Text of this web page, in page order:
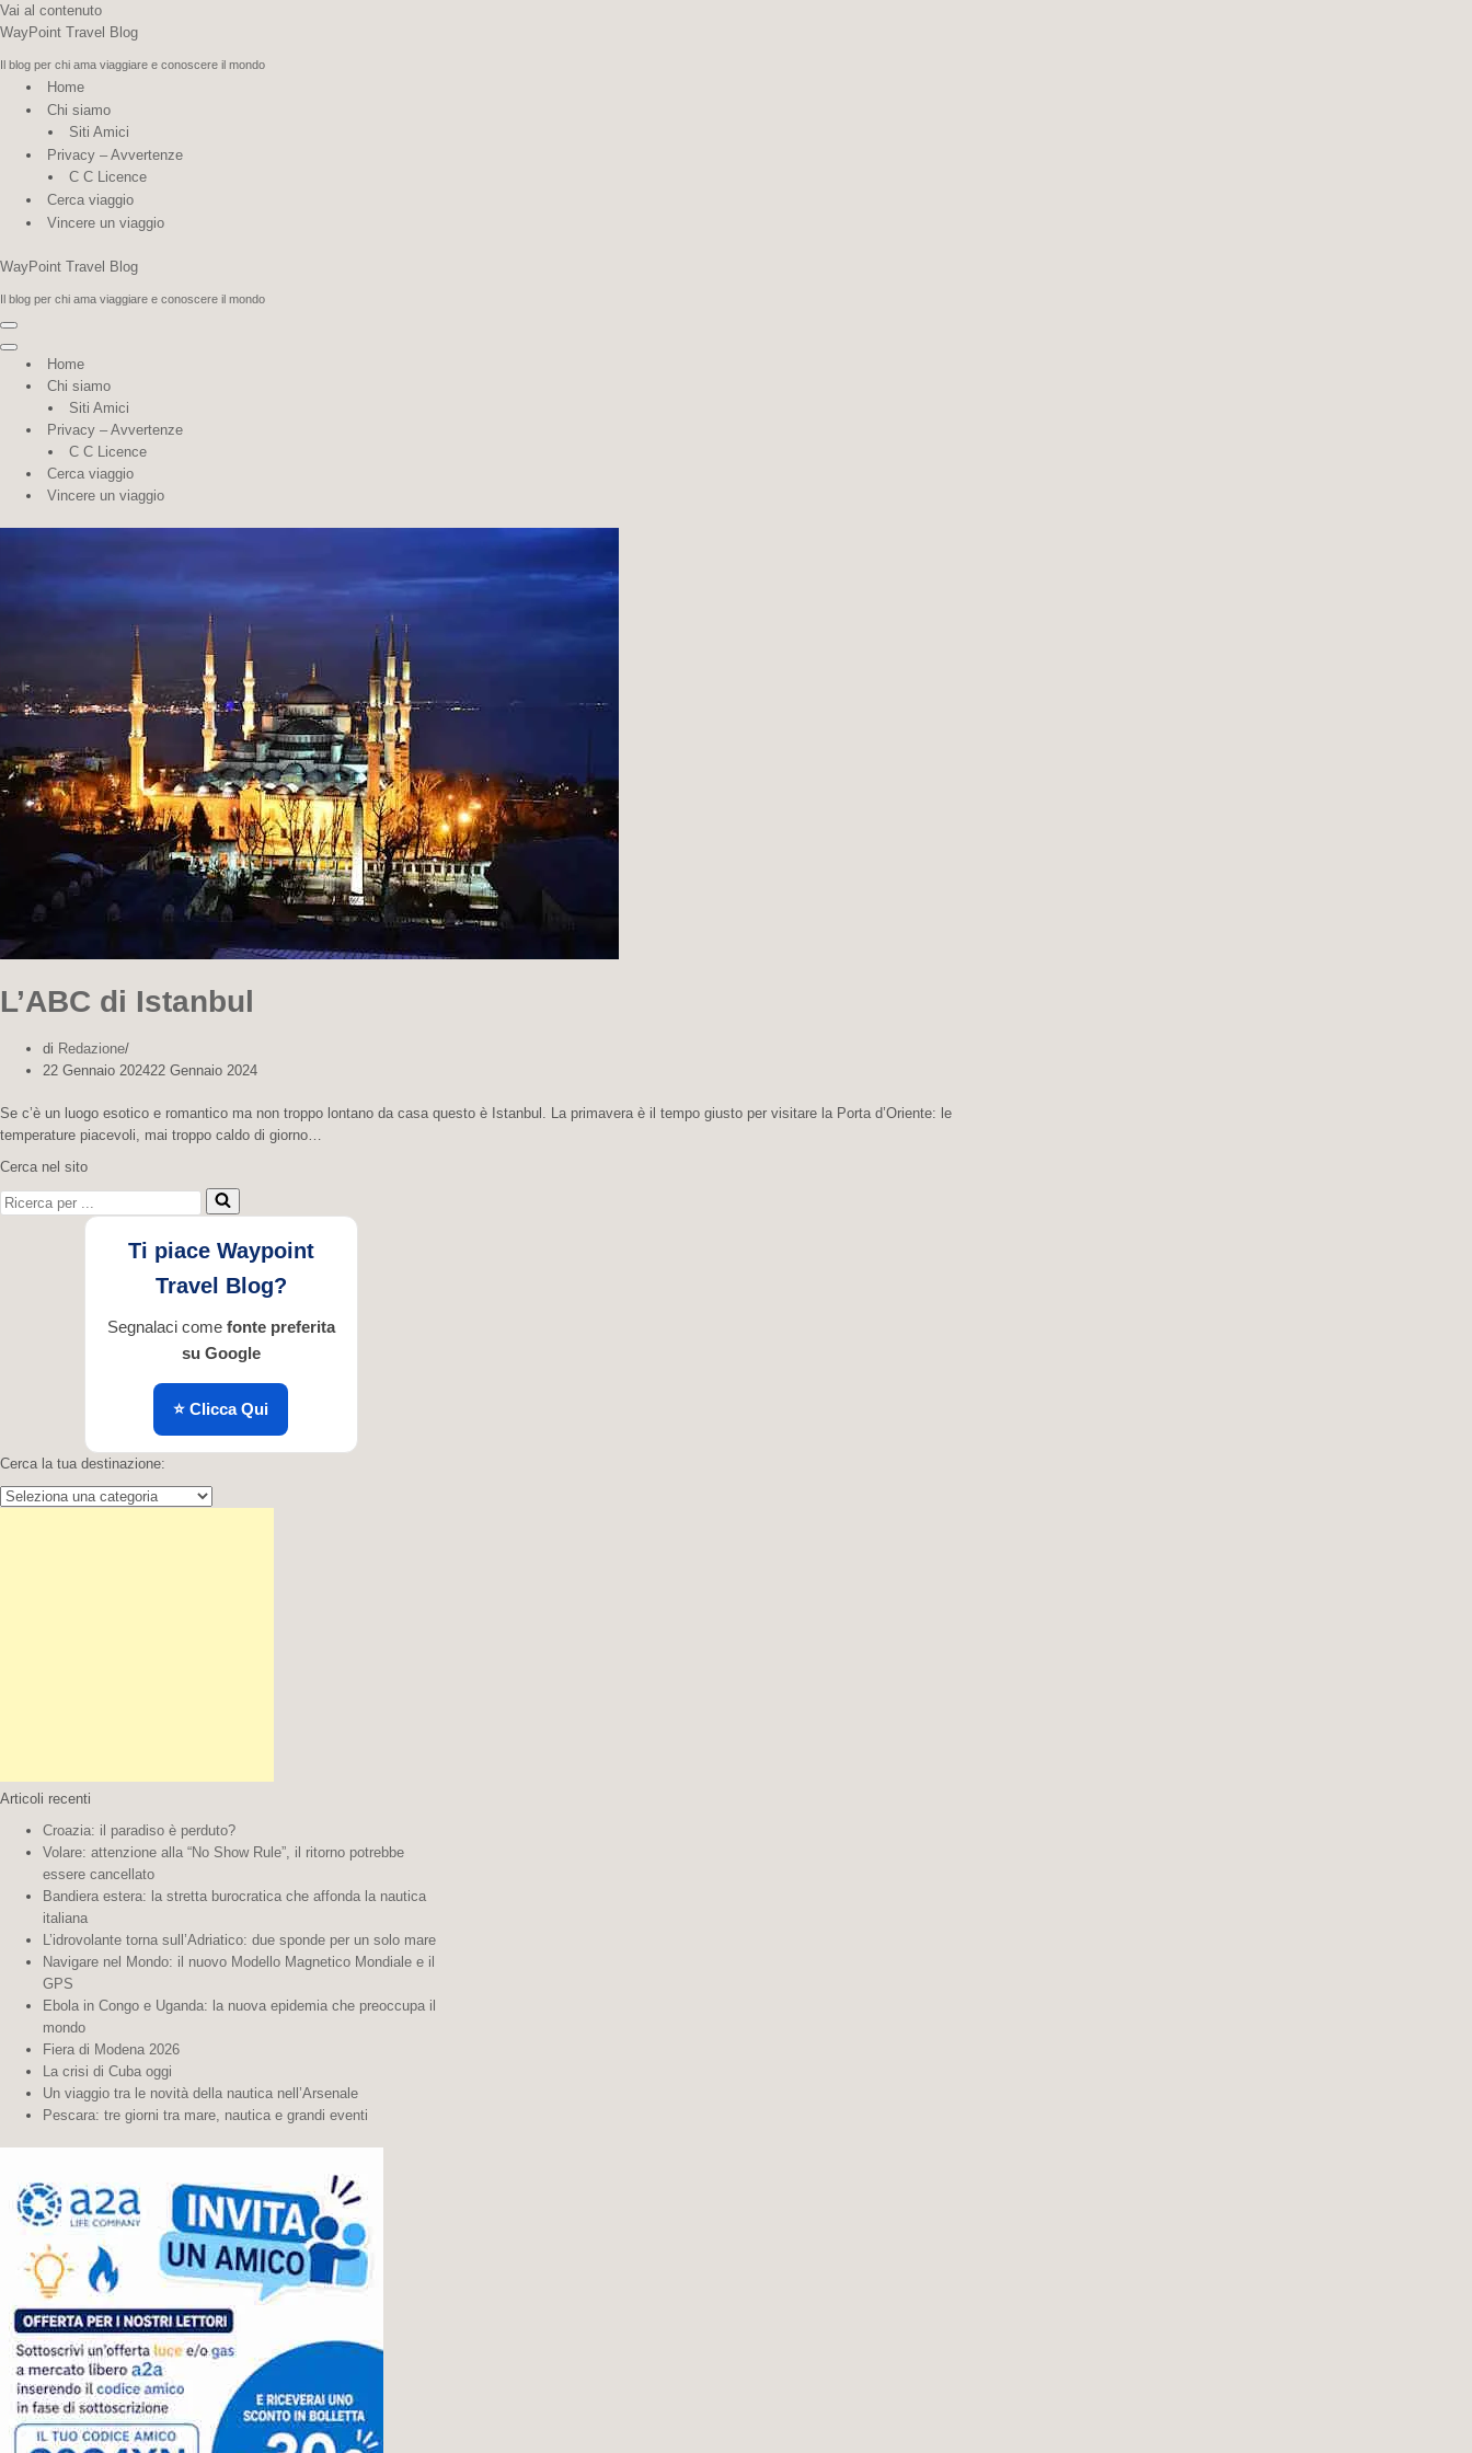
Vai al contenuto
WayPoint Travel Blog
Il blog per chi ama viaggiare e conoscere il mondo
Home
Chi siamo
Siti Amici
Privacy – Avvertenze
C C Licence
Cerca viaggio
Vincere un viaggio
WayPoint Travel Blog
Il blog per chi ama viaggiare e conoscere il mondo
Menu di navigazione
Menu di navigazione
Home
Chi siamo
Siti Amici
Privacy – Avvertenze
C C Licence
Cerca viaggio
Vincere un viaggio
L’ABC di Istanbul
di Redazione
22 Gennaio 202422 Gennaio 2024
Se c’è un luogo esotico e romantico ma non troppo lontano da casa questo è Istanbul. La primavera è il tempo giusto per visitare la Porta d’Oriente: le
temperature piacevoli, mai troppo caldo di giorno…
Cerca nel sito
Ricerca per ...
Ti piace Waypoint
Travel Blog?
Segnalaci come fonte preferita
su Google
⭐ Clicca Qui
Cerca la tua destinazione:
Cerca la tua destinazione:
Articoli recenti
Croazia: il paradiso è perduto?
Volare: attenzione alla “No Show Rule”, il ritorno potrebbe
essere cancellato
Bandiera estera: la stretta burocratica che affonda la nautica
italiana
L’idrovolante torna sull’Adriatico: due sponde per un solo mare
Navigare nel Mondo: il nuovo Modello Magnetico Mondiale e il
GPS
Ebola in Congo e Uganda: la nuova epidemia che preoccupa il
mondo
Fiera di Modena 2026
La crisi di Cuba oggi
Un viaggio tra le novità della nautica nell’Arsenale
Pescara: tre giorni tra mare, nautica e grandi eventi